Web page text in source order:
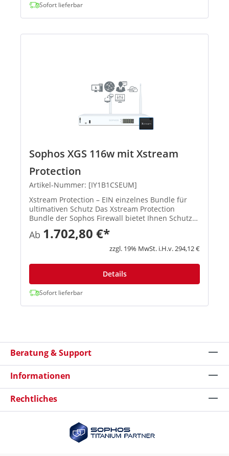
Sofort lieferbar
Sophos XGS 116w mit Xstream
Protection
Artikel-Nummer: [IY1B1CSEUM]
Xstream Protection – EIN einzelnes Bundle für
ultimativen Schutz Das Xstream Protection
Bundle der Sophos Firewall bietet Ihnen Schutz
und Performance der nächsten Generation.
Außerdem erhalten Sie eine kosteneffiziente
Ab 1.702,80 €*
zzgl. 19% MwSt. i.H.v. 294,12 €
Details
Sofort lieferbar
Beratung & Support
Informationen
Rechtliches